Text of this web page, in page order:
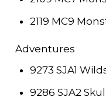
2119 MC9
Adventures
9273 SJA1
9286 SJA2